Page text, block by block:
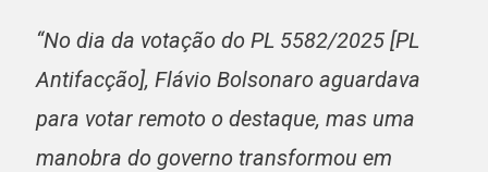
“No dia da votação do PL 5582/2025 [PL
Antifacção], Flávio Bolsonaro aguardava
para votar remoto o destaque, mas uma
manobra do governo transformou em